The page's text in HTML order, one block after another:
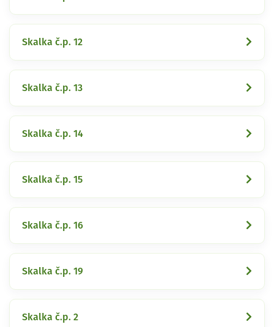
Skalka č.p. 12
Skalka č.p. 13
Skalka č.p. 14
Skalka č.p. 15
Skalka č.p. 16
Skalka č.p. 19
Skalka č.p. 2